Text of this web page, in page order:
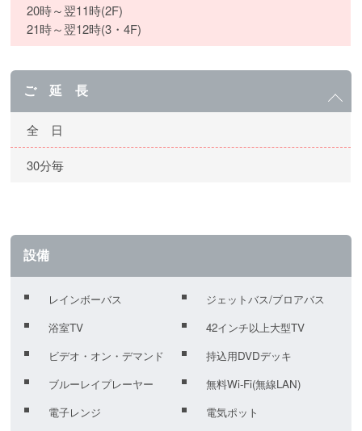
20時～翌11時(2F)
21時～翌12時(3・4F)
ご 延 長
全 日
30分毎
設備
レインボーバス
ジェットバス/ブロアバス
浴室TV
42インチ以上大型TV
ビデオ・オン・デマンド
持込用DVDデッキ
ブルーレイプレーヤー
無料Wi-Fi(無線LAN)
電子レンジ
電気ポット